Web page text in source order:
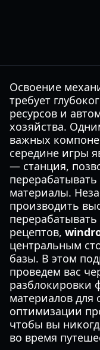
Освоение
требует
ресурсов и
хозяйства.
важных
середине игры
— станция,
материалы.
производить
рецептов,
центральным
базы. В этом
проведем вас
разблокировки
материалов для
оптимизации
чтобы вы
во время